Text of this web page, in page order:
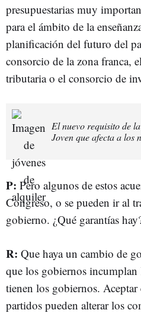
presupuestarias muy
para el ámbito de la
planificación del futuro del
consorcio de la zona franca,
tributaria o el consorcio de
El nuevo requisito de
Joven que afecta a los
P: Pero algunos de estos
Congreso, o se pueden ir al
gobierno. ¿Qué garantías
R: Que haya un cambio de
que los gobiernos
tienen los gobiernos.
partidos pueden alterar los